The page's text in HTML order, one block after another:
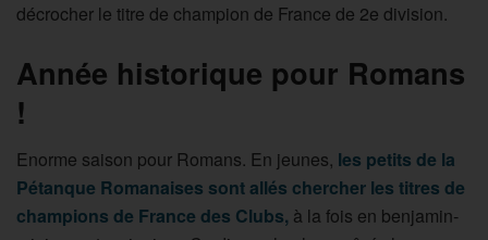
décrocher le titre de champion de France de 2e division.
Année historique pour Romans
!
Enorme saison pour Romans. En jeunes, les petits de la
Pétanque Romanaises sont allés chercher les titres de
champions de France des Clubs, à la fois en benjamin-